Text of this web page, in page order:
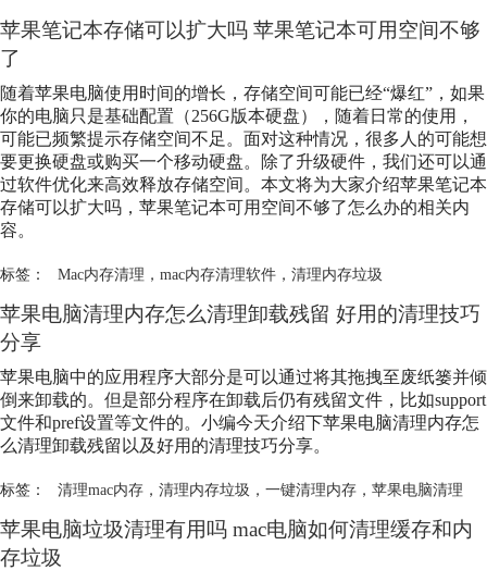
苹果笔记本存储可以扩大吗 苹果笔记本可用空间不够
了
随着苹果电脑使用时间的增长，存储空间可能已经“爆红”，如果
你的电脑只是基础配置（256G版本硬盘），随着日常的使用，
可能已频繁提示存储空间不足。面对这种情况，很多人的可能想
要更换硬盘或购买一个移动硬盘。除了升级硬件，我们还可以通
过软件优化来高效释放存储空间。本文将为大家介绍苹果笔记本
存储可以扩大吗，苹果笔记本可用空间不够了怎么办的相关内
容。
标签： Mac内存清理 ， mac内存清理软件， 清理内存垃圾
苹果电脑清理内存怎么清理卸载残留 好用的清理技巧
分享
苹果电脑中的应用程序大部分是可以通过将其拖拽至废纸篓并倾
倒来卸载的。但是部分程序在卸载后仍有残留文件，比如support
文件和pref设置等文件的。小编今天介绍下苹果电脑清理内存怎
么清理卸载残留以及好用的清理技巧分享。
标签： 清理mac内存， 清理内存垃圾 ， 一键清理内存， 苹果电脑清理
苹果电脑垃圾清理有用吗 mac电脑如何清理缓存和内
存垃圾